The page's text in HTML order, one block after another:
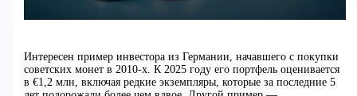
Интересен пример инвестора из Германии, начавшего с покупки
советских монет в 2010-х. К 2025 году его портфель оценивается
в €1,2 млн, включая редкие экземпляры, которые за последние 5